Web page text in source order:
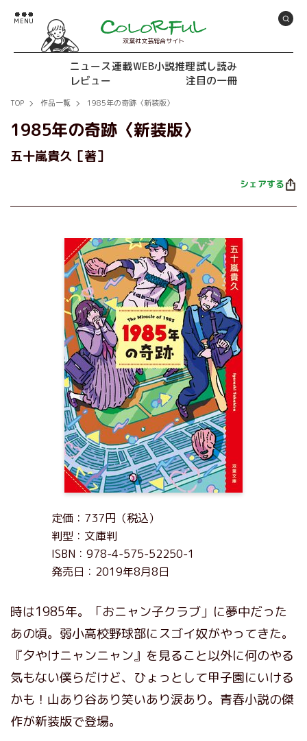
双葉社文芸総合サイト
ニュース連載WEB小説推理試し読み
レビュー
注目の一冊
TOP 作品一覧 1985年の奇跡〈新装版〉
1985年の奇跡〈新装版〉
五十嵐貴久［著］
シェアする
定価：737円（税込）
判型：文庫判
ISBN：978-4-575-52250-1
発売日：2019年8月8日
時は1985年。「おニャン子クラブ」に夢中だった
あの頃。弱小高校野球部にスゴイ奴がやってきた。
『夕やけニャンニャン』を見ること以外に何のやる
気もない僕らだけど、ひょっとして甲子園にいける
かも！山あり谷あり笑いあり涙あり。青春小説の傑
作が新装版で登場。